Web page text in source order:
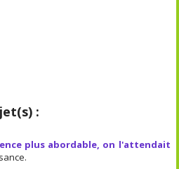
:
plus abordable, on l'attendait